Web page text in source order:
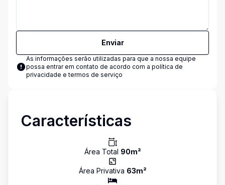
Enviar
As informações serão utilizadas para que a nossa equipe
possa entrar em contato de acordo com a política de
privacidade e termos de serviço
Características
Área Total 90m²
Área Privativa 63m²